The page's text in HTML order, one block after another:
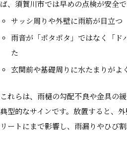
ば、須賀川市では早めの点検が安全で
サッシ周りや外壁に雨筋が目立つ
雨音が「ポタポタ」ではなく「ド
た
玄関前や基礎周りに水たまりがよ
これらは、雨樋の勾配不良や金具の
典型的なサインです。放置すると、
リートにまで影響し、雨漏りやひび